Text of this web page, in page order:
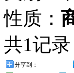
性质：
共1记录
分享到：